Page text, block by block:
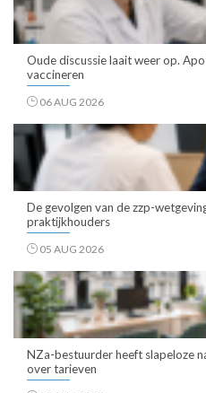
Oude discussie laait weer op.
vaccineren
06 AUG 2026
De gevolgen van de zzp-
praktijkhouders
05 AUG 2026
NZa-bestuurder heeft slapeloze
over tarieven